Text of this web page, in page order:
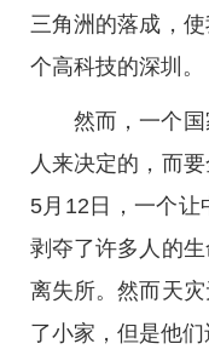
三角洲的落成，
个高科技的深圳。
然而，一个
人来决定的，而
5月12日，一个让
剥夺了许多人的
离失所。然而天
了小家，但是他